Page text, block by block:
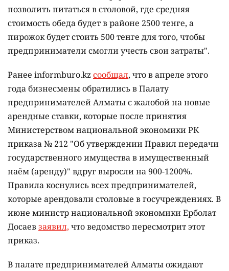
позволить питаться в столовой, где средняя
стоимость обеда будет в районе 2500 тенге, а
пирожок будет стоить 500 тенге для того, чтобы
предприниматели смогли учесть свои затраты".
Ранее informburo.kzсообщал, что в апреле этого
года бизнесмены обратились в Палату
предпринимателей Алматы с жалобой на новые
арендные ставки, которые после принятия
Министерством национальной экономики РК
приказа № 212 "Об утверждении Правил передачи
государственного имущества в имущественный
наём (аренду)" вдруг выросли на 900-1200%.
Правила коснулись всех предпринимателей,
которые арендовали столовые в госучреждениях. В
июне министр национальной экономики Ерболат
Досаевзаявил, что ведомство пересмотрит этот
приказ.
В палате предпринимателей Алматы ожидают